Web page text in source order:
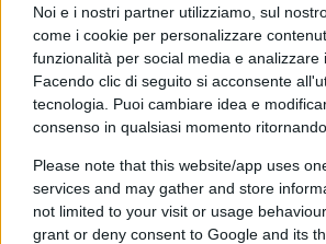
Noi e i nostri partner utilizziamo, sul
come i cookie per personalizzare
funzionalità per social media e analizzare
Facendo clic di seguito si acconsente
tecnologia. Puoi cambiare idea e
consenso in qualsiasi momento
Please note that this website/app uses
services and may gather and store
not limited to your visit or usage
grant or deny consent to Google and its
Due visioni
È evidente che l’Occidente
diviso anche nei simboli , che
tendenza pluridecennale di
come interpretare il passato,
costruire il futuro.